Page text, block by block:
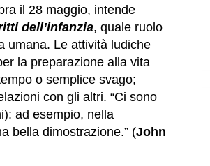
il 28 maggio, intende
dell’infanzia, quale ruolo
umana. Le attività ludiche
la preparazione alla vita
o semplice svago;
con gli altri. “Ci sono
ad esempio, nella
bella dimostrazione.” (John